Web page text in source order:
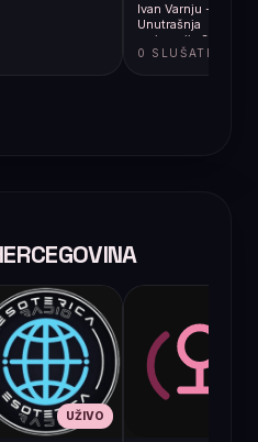
Ivan Varnju -
Unutrašnja
emigracija 316
0 SLUŠATELJA
UŽIVO